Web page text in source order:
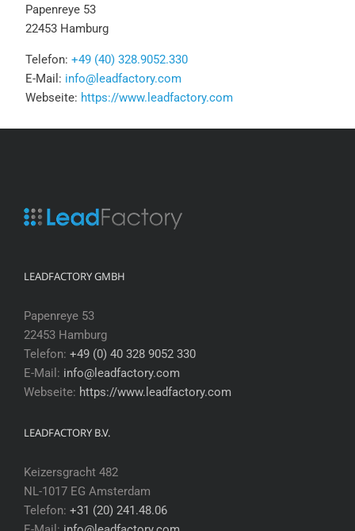
Papenreye 53
22453 Hamburg
Telefon: +49 (40) 328.9052.330
E-Mail: info@leadfactory.com
Webseite: https://www.leadfactory.com
LEADFACTORY GMBH
Papenreye 53
22453 Hamburg
Telefon: +49 (0) 40 328 9052 330
E-Mail: info@leadfactory.com
Webseite: https://www.leadfactory.com
LEADFACTORY B.V.
Keizersgracht 482
NL-1017 EG Amsterdam
Telefon: +31 (20) 241.48.06